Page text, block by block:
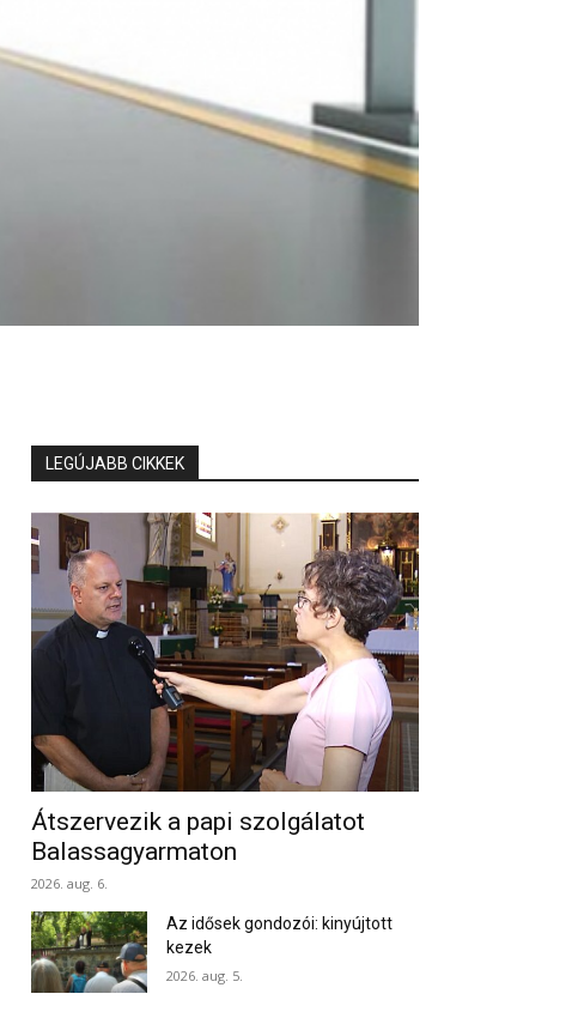
LEGÚJABB CIKKEK
Átszervezik a papi szolgálatot
Balassagyarmaton
2026. aug. 6.
Az idősek gondozói: kinyújtott
kezek
2026. aug. 5.